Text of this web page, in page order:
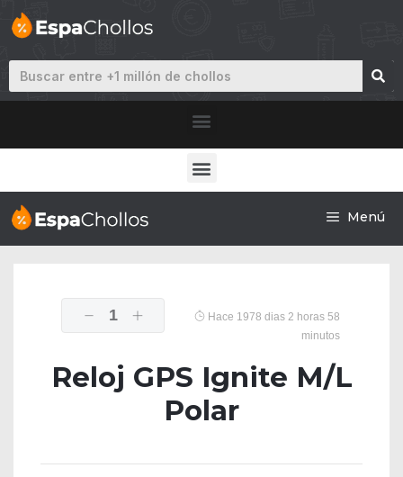
Menú
1
Hace 1978 dias 2 horas 58
minutos
Reloj GPS Ignite M/L
Polar